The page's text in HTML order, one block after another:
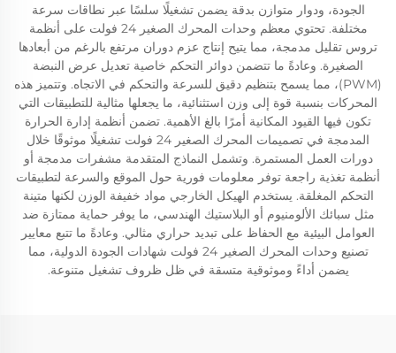
الجودة، ودوار متوازن بدقة يضمن تشغيلًا سلسًا عبر نطاقات سرعة
مختلفة. تحتوي معظم وحدات المحرك الصغير 24 فولت على أنظمة
تروس تقليل مدمجة، مما يتيح إنتاج عزم دوران مرتفع بالرغم من أبعادها
الصغيرة. وعادةً ما تتضمن دوائر التحكم خاصية تعديل عرض النبضة
(PWM)، مما يسمح بتنظيم دقيق للسرعة والتحكم في الاتجاه. وتتميز هذه
المحركات بنسبة قوة إلى وزن استثنائية، ما يجعلها مثالية للتطبيقات التي
تكون فيها القيود المكانية أمرًا بالغ الأهمية. تضمن أنظمة إدارة الحرارة
المدمجة في تصميمات المحرك الصغير 24 فولت تشغيلًا موثوقًا خلال
دورات العمل المستمرة. وتشمل النماذج المتقدمة مشفرات مدمجة أو
أنظمة تغذية راجعة توفر معلومات فورية حول الموقع والسرعة لتطبيقات
التحكم المغلقة. يستخدم الهيكل الخارجي مواد خفيفة الوزن لكنها متينة
مثل سبائك الألومنيوم أو البلاستيك الهندسي، ما يوفر حماية ممتازة ضد
العوامل البيئية مع الحفاظ على تبديد حراري مثالي. وعادةً ما تتبع معايير
تصنيع وحدات المحرك الصغير 24 فولت شهادات الجودة الدولية، مما
يضمن أداءً وموثوقية متسقة في ظل ظروف تشغيل متنوعة.